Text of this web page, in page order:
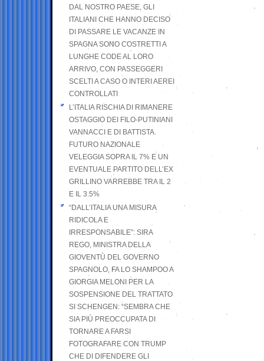
DAL NOSTRO PAESE, GLI
ITALIANI CHE HANNO DECISO
DI PASSARE LE VACANZE IN
SPAGNA SONO COSTRETTI A
LUNGHE CODE AL LORO
ARRIVO, CON PASSEGGERI
SCELTI A CASO O INTERI AEREI
CONTROLLATI
L’ITALIA RISCHIA DI RIMANERE
OSTAGGIO DEI FILO-PUTINIANI
VANNACCI E DI BATTISTA.
FUTURO NAZIONALE
VELEGGIA SOPRA IL 7% E UN
EVENTUALE PARTITO DELL’EX
GRILLINO VARREBBE TRA IL 2
E IL 3.5%
“DALL’ITALIA UNA MISURA
RIDICOLA E
IRRESPONSABILE”: SIRA
REGO, MINISTRA DELLA
GIOVENTÙ DEL GOVERNO
SPAGNOLO, FA LO SHAMPOO A
GIORGIA MELONI PER LA
SOSPENSIONE DEL TRATTATO
SI SCHENGEN: “SEMBRA CHE
SIA PIÙ PREOCCUPATA DI
TORNARE A FARSI
FOTOGRAFARE CON TRUMP
CHE DI DIFENDERE GLI